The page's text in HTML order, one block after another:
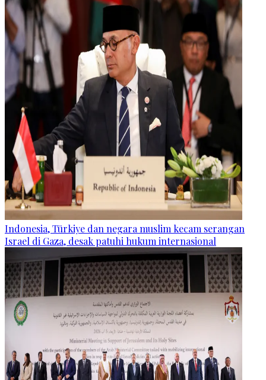
Indonesia, Türkiye dan negara muslim kecam serangan
Israel di Gaza, desak patuhi hukum internasional